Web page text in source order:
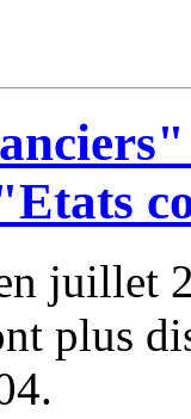
juillet
plus